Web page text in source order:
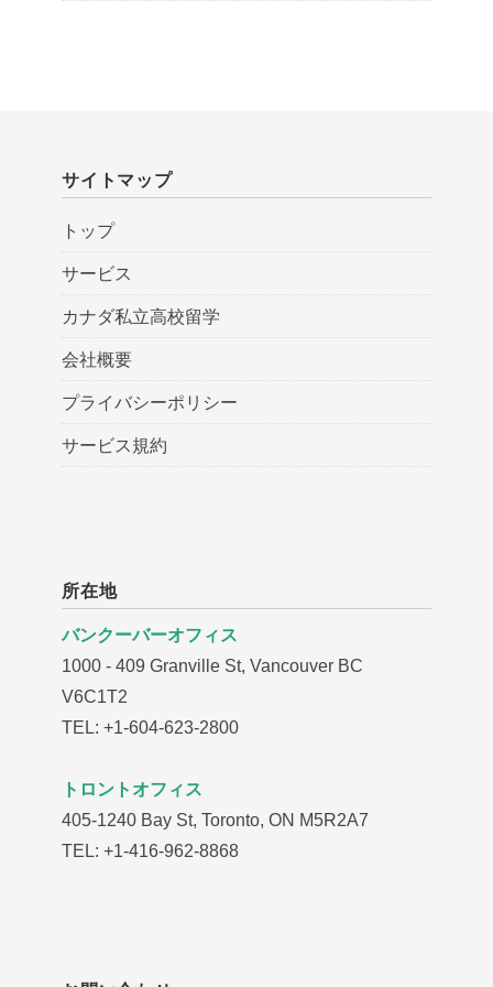
サイトマップ
トップ
サービス
カナダ私立高校留学
会社概要
プライバシーポリシー
サービス規約
所在地
バンクーバーオフィス
1000 - 409 Granville St, Vancouver BC
V6C1T2
TEL: +1-604-623-2800
トロントオフィス
405-1240 Bay St, Toronto, ON M5R2A7
TEL: +1-416-962-8868